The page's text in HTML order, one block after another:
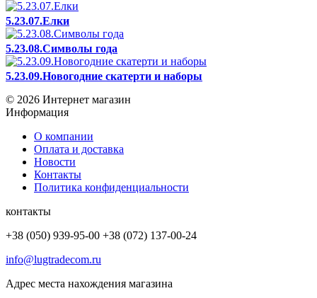
5.23.07.Елки
5.23.08.Символы года
5.23.09.Новогодние скатерти и наборы
© 2026 Интернет магазин
Информация
О компании
Оплата и доставка
Новости
Контакты
Политика конфиденциальности
контакты
+38 (050) 939-95-00 +38 (072) 137-00-24
info@lugtradecom.ru
Адрес места нахождения магазина